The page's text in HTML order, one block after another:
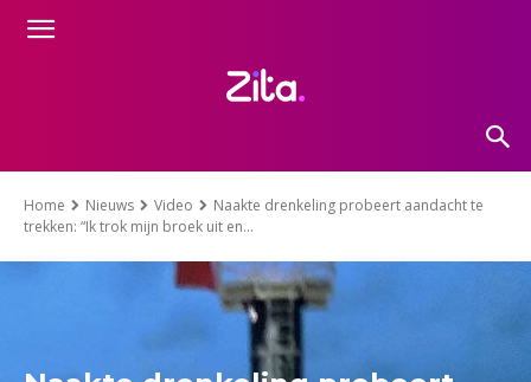
Home Nieuws Video
Naakte drenkeling probeert aandacht te
trekken: “Ik trok mijn broek uit en...